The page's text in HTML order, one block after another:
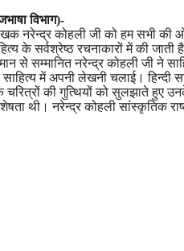
विभाग)-
नरेन्द्र कोहली जी को हम सभी
के सर्वश्रेष्ठ रचनाकारों में की
से सम्मानित नरेन्द्र कोहली जी ने
में अपनी लेखनी चलाई। हिन्दी
चरित्रों की गुत्थियों को सुलझाते
थी। नरेन्द्र कोहली सांस्कृतिक